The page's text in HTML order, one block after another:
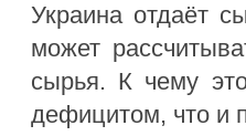
Украина отдаёт
может
сырья. К чему
дефицитом, что и